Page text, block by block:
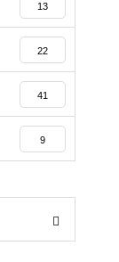
13
22
41
9